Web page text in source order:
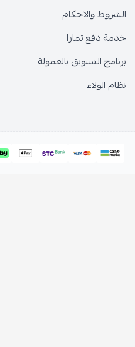
الشروط والاحكام
خدمة دفع تمارا
برنامج التسويق بالعمولة
نظام الولاء